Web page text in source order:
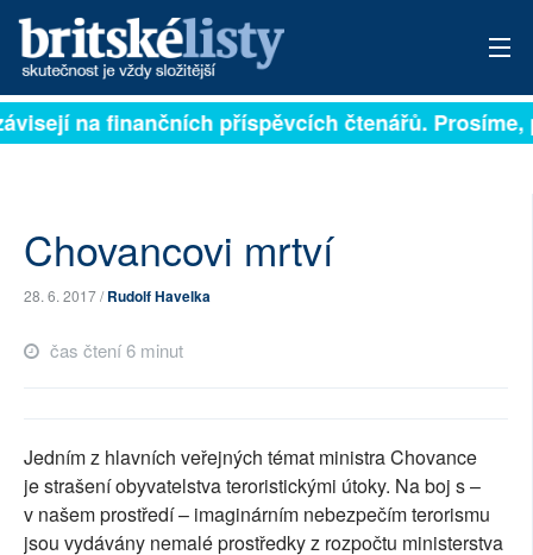
PŘIHLÁSIT
ARCHIV
ROZHOVORY
TÉMATA
AUTOŘI
PŘÍSPĚVKY NA PROVOZ
na finančních příspěvcích čtenářů. Prosíme,
Chovancovi mrtví
28. 6. 2017 /Rudolf Havelka
čas čtení 6 minut
Jedním z hlavních veřejných témat ministra Chovance
je strašení obyvatelstva teroristickými útoky. Na boj s –
v našem prostředí – imaginárním nebezpečím terorismu
jsou vydávány nemalé prostředky z rozpočtu ministerstva